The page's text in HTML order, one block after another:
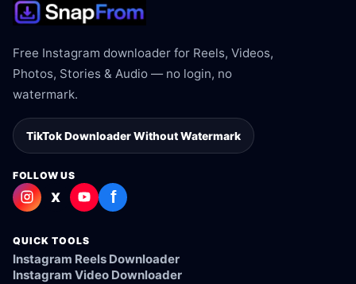
Free Instagram downloader for Reels, Videos,
Photos, Stories & Audio — no login, no
watermark.
TikTok Downloader Without Watermark
FOLLOW US
X f
QUICK TOOLS
Instagram Reels Downloader
Instagram Video Downloader